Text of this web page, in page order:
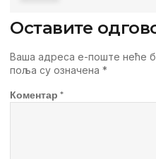
Оставите
Ваша адреса е-поште неће
поља су означена *
Коментар *